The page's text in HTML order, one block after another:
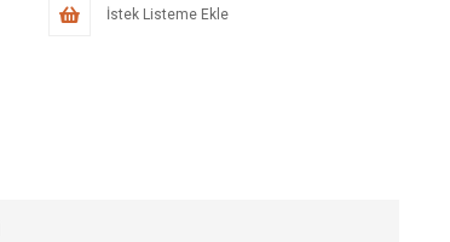
İstek Listeme Ekle